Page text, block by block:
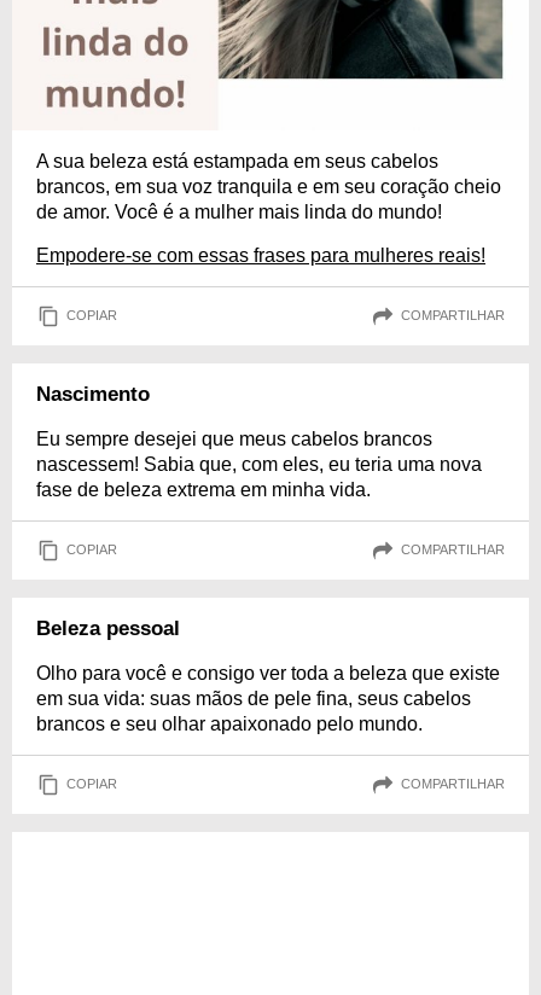
A sua beleza está estampada em seus cabelos
brancos, em sua voz tranquila e em seu coração cheio
de amor. Você é a mulher mais linda do mundo!
Empodere-se com essas frases para mulheres reais!
COPIAR COMPARTILHAR
Nascimento
Eu sempre desejei que meus cabelos brancos
nascessem! Sabia que, com eles, eu teria uma nova
fase de beleza extrema em minha vida.
COPIAR COMPARTILHAR
Beleza pessoal
Olho para você e consigo ver toda a beleza que existe
em sua vida: suas mãos de pele fina, seus cabelos
brancos e seu olhar apaixonado pelo mundo.
COPIAR COMPARTILHAR